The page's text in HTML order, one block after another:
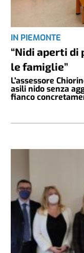
IN PIEMONTE
“Nidi aperti di
le famiglie”
L'assessore
asili nido senza
fianco